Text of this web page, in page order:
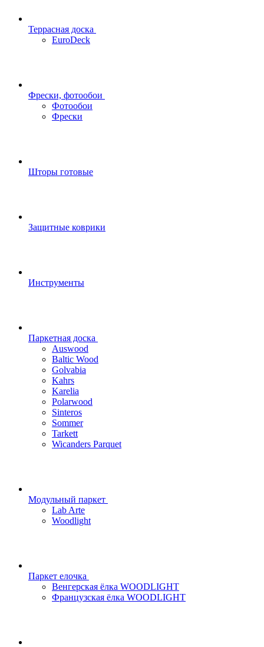
Террасная доска
EuroDeck
Фрески, фотообои
Фотообои
Фрески
Шторы готовые
Защитные коврики
Инструменты
Паркетная доска
Auswood
Baltic Wood
Golvabia
Kahrs
Karelia
Polarwood
Sinteros
Sommer
Tarkett
Wicanders Parquet
Модульный паркет
Lab Arte
Woodlight
Паркет елочка
Венгерская ёлка WOODLIGHT
Французская ёлка WOODLIGHT